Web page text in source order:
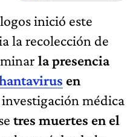
inició este
la recolección de
la presencia
en
investigación médica
tres muertes en el